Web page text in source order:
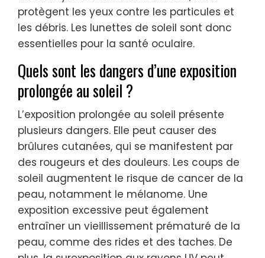
protègent les yeux contre les particules et
les débris. Les lunettes de soleil sont donc
essentielles pour la santé oculaire.
Quels sont les dangers d’une exposition
prolongée au soleil ?
L’exposition prolongée au soleil présente
plusieurs dangers. Elle peut causer des
brûlures cutanées, qui se manifestent par
des rougeurs et des douleurs. Les coups de
soleil augmentent le risque de cancer de la
peau, notamment le mélanome. Une
exposition excessive peut également
entraîner un vieillissement prématuré de la
peau, comme des rides et des taches. De